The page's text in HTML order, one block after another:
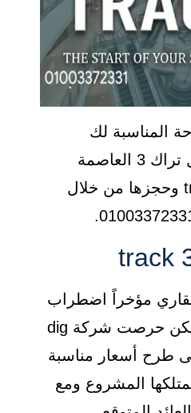
المناسبة لك
للاستثمار داخل مول تراك 3 العاصمة
الإدارية track 3 mall وحجزها من خلال
مؤخراً اضطراب
كبير في الأسعار، ولكن حرصت شركة dig
طرح أسعار مناسبة
المشروع ومع